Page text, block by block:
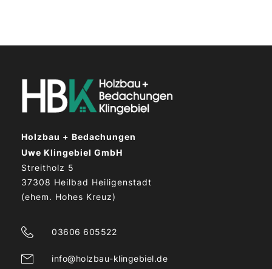
Holzbau + Bedachungen
Uwe Klingebiel GmbH
Streitholz 5
37308 Heilbad Heiligenstadt
(ehem. Hohes Kreuz)
03606 605522
info@holzbau-klingebiel.de